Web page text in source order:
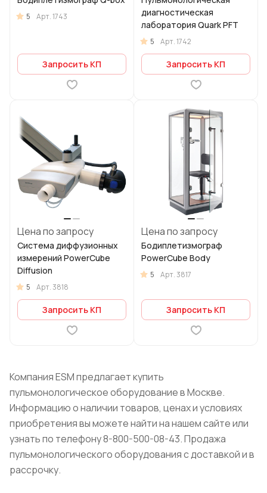
5 Арт.1743
Запросить КП
диагностическая
лаборатория Quark PFT
5 Арт.1742
Запросить КП
Цена по запросу
Система диффузионных
измерений PowerCube
Diffusion
5 Арт.3818
Запросить КП
Цена по запросу
Бодиплетизмограф
PowerCube Body
5 Арт.3817
Запросить КП
Компания ESM предлагает купить
пульмонологическое оборудование в Москве.
Информацию о наличии товаров, ценах и условиях
приобретения вы можете найти на нашем сайте или
узнать по телефону 8-800-500-08-43. Продажа
пульмонологического оборудования с доставкой и в
рассрочку.